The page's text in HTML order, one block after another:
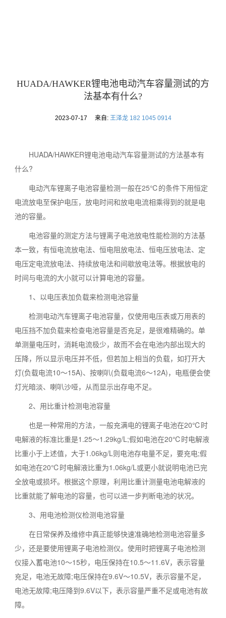
HUADA/HAWKER锂电池电动汽车容量测试的方
法基本有什么?
2023-07-17 来自: 王泽龙 182 1045 0914
HUADA/HAWKER锂电池电动汽车容量测试的方法基本有
什么?
电动汽车锂离子电池容量检测一般在25℃的条件下用恒定
电流放电至保护电压，放电时间和放电电流相乘得到的就是电
池的容量。
电池容量的测定方法与锂离子电池放电性能检测的方法基
本一致，有恒电流放电法、恒电阻放电法、恒电压放电法、定
电压定电流放电法、持续放电法和间歇放电法等。根据放电的
时间与电流的大小就可以计算电池的容量。
1、以电压表加负载来检测电池容量
检测电动汽车锂离子电池容量，仅使用电压表或万用表的
电压挡不加负载来检查电池容量是否充足，是很难精确的。单
单测量电压时，消耗电流极少，故而不会在电池内部出现大的
压降，所以显示电压并不低，但若加上相当的负载，如打开大
灯(负载电流10～15A)、按喇叭(负载电流6～12A)，电瓶便会使
灯光暗淡、喇叭沙哑，从而显示出存电不足。
2、用比重计检测电池容量
也是一种常用的方法，一般充满电的锂离子电池在20℃时
电解液的标准比重是1.25～1.29kg/L;假如电池在20℃时电解液
比重小于上述值，大于1.06kg/L则电池存电量不足，要充电;假
如电池在20℃时电解液比重为1.06kg/L或更小就说明电池已完
全放电或损坏。根据这个原理，利用比重计测量电池电解液的
比重就能了解电池的容量，也可以进一步判断电池的状况。
3、用电池检测仪检测电池容量
在日常保养及维修中真正能够快速准确地检测电池容量多
少，还是要使用锂离子电池检测仪。使用时把锂离子电池检测
仪接入蓄电池10～15秒，电压保持在10.5～11.6V，表示容量
充足，电池无故障;电压保持在9.6V～10.5V，表示容量不足，
电池无故障;电压降到9.6V以下，表示容量严重不足或电池有故
障。